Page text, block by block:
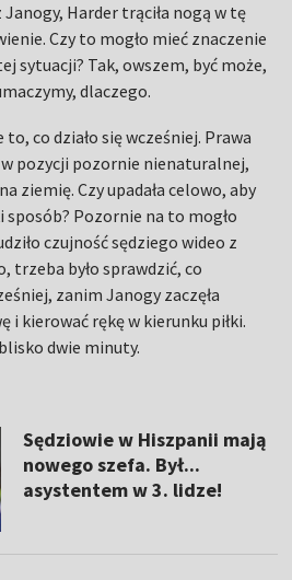
Harder trąciła nogą w tę
Czy to mogło mieć znaczenie
sytuacji? Tak, owszem, być może,
dlaczego.
co działo się wcześniej. Prawa
w pozycji pozornie nienaturalnej,
ziemię. Czy upadała celowo, aby
sposób? Pozornie na to mogło
czujność sędziego wideo z
trzeba było sprawdzić, co
zanim Janogy zaczęła
i kierować rękę w kierunku piłki.
dwie minuty.
Sędziowie w Hiszpanii mają
nowego szefa. Był...
asystentem w 3. lidze!